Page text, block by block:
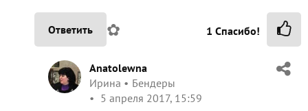
Ответить ✿ 1 Спасибо!
Anatolewna
Ирина
Бендеры
5 апреля 2017, 15:59